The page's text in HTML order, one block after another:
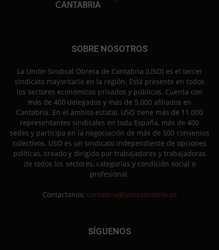
SOBRE NOSOTROS
La Unión Sindical Obrera de Cantabria (USO) es el tercer
sindicato mayoritario en la región. Está presente en todos
los sectores económicos privados y públicos. Cuenta con
más de 400 delegados y más de 5.000 afiliados en
Cantabria. En el ámbito estatal, USO tiene más de 11.000
representantes sindicales en toda España, más de 400
sedes y participa en la negociación de más de 500 convenios
colectivos. USO es un sindicato independiente de opciones
políticas, creado y dirigido por trabajadores y trabajadoras
de todos los sectores, categorías y condición social o
profesional.
Contáctanos: cantabria@usocantabria.es
SÍGUENOS